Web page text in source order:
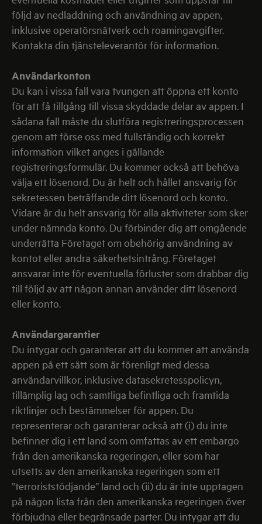
följd av nedladdning och användning av appen,
inklusive operatörsnätverk och roamingavgifter.
Kontakta din tjänsteleverantör för information.
Användarkonton
Du kan i vissa fall vara tvungen att öppna ett konto
för att få tillgång till vissa skyddade delar av appen. I
sådana fall måste du slutföra registreringsprocessen
genom att förse oss med fullständig och korrekt
information vilket anges i gällande
registreringsformulär. Du kommer också att behöva
välja ett lösenord. Du är helt och hållet ansvarig för
sekretessen beträffande ditt lösenord och konto.
Vidare är du helt ansvarig för alla aktiviteter som sker
under nämnda konto. Du förbinder dig att omgående
underrätta Företaget om obehörig användning av
kontot eller andra säkerhetsintrång. Företaget
ansvarar inte för eventuella förluster som drabbar dig
till följd av att någon annan använder ditt lösenord
eller konto.
Användargarantier
Du intygar och garanterar att du kommer att använda
appen på ett sätt som är förenligt med dessa
användarvillkor, inklusive datasekretesspolicyn,
tillämplig lag och samtliga befintliga och framtida
riktlinjer och bestämmelser för appen. Du
representerar och garanterar också att (i) du inte
befinner dig i ett land som omfattas av ett embargo
från den amerikanska regeringen, eller som har
utsetts av den amerikanska regeringen som ett
”terroriststödjande” land och (ii) du är inte upptagen
på någon lista från den amerikanska regeringen över
förbjudna eller begränsade parter. Du intygar att du